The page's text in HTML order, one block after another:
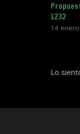
1232
14
Lo